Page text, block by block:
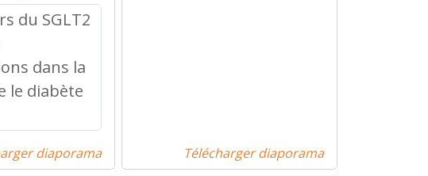
diaporama Télécharger diaporama